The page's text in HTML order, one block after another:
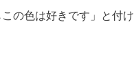
の色は好きです」と付け